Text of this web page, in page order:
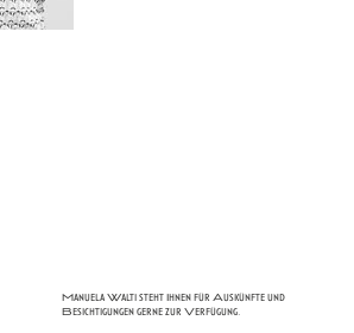
Manuela Walti steht Ihnen für Auskünfte und
Besichtigungen gerne zur Verfügung.